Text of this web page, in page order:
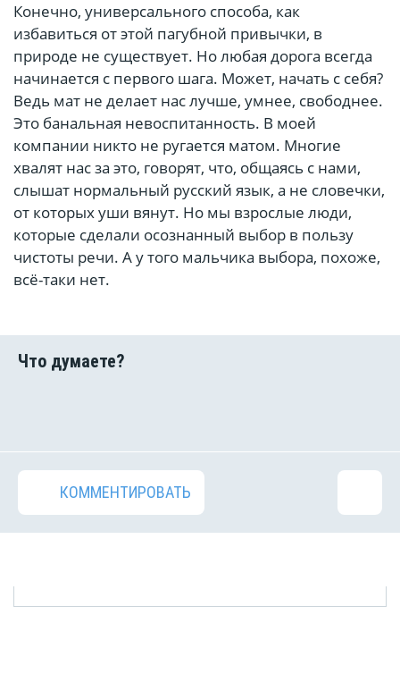
Конечно, универсального способа, как
избавиться от этой пагубной привычки, в
природе не существует. Но любая дорога всегда
начинается с первого шага. Может, начать с себя?
Ведь мат не делает нас лучше, умнее, свободнее.
Это банальная невоспитанность. В моей
компании никто не ругается матом. Многие
хвалят нас за это, говорят, что, общаясь с нами,
слышат нормальный русский язык, а не словечки,
от которых уши вянут. Но мы взрослые люди,
которые сделали осознанный выбор в пользу
чистоты речи. А у того мальчика выбора, похоже,
всё-таки нет.
КОММЕНТИРОВАТЬ